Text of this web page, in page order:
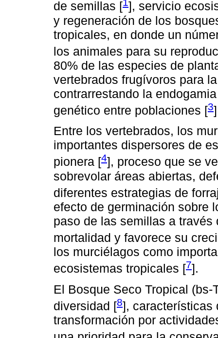
de semillas [1], servicio
y regeneración de los
tropicales, en donde un
los animales para su
80% de las especies de
vertebrados frugívoros para
contrarrestando la
genético entre poblaciones [3
Entre los vertebrados, los
importantes dispersores de
pionera [4], proceso que se
sobrevolar áreas abiertas,
diferentes estrategias de
efecto de germinación sobre
paso de las semillas a
mortalidad y favorece su
los murciélagos como
ecosistemas tropicales [7].
El Bosque Seco Tropical
diversidad [8], características
transformación por